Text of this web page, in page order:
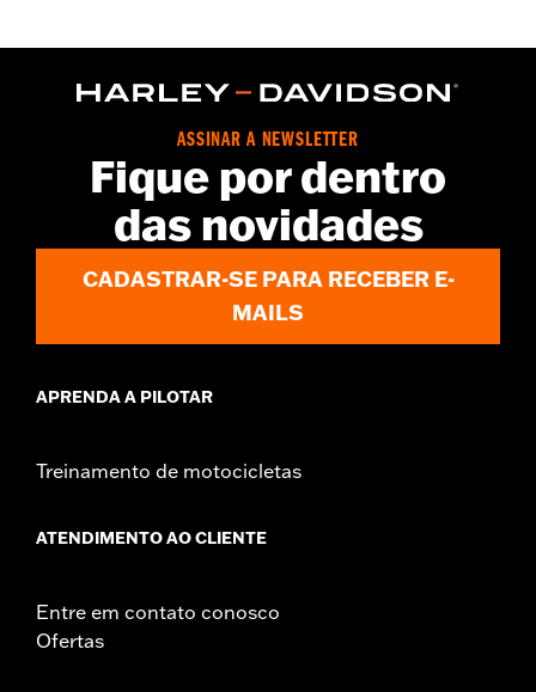
ASSINAR A NEWSLETTER
Fique por dentro
das novidades
CADASTRAR-SE PARA RECEBER E-
MAILS
APRENDA A PILOTAR
Treinamento de motocicletas
ATENDIMENTO AO CLIENTE
Entre em contato conosco
Ofertas